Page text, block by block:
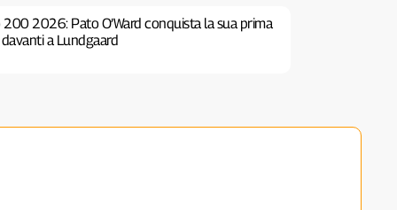
200 2026: Pato O’Ward conquista la sua prima
a Lundgaard